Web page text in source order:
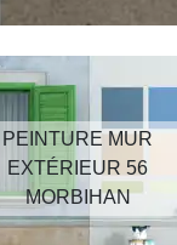
PEINTURE MUR
EXTÉRIEUR 56
MORBIHAN